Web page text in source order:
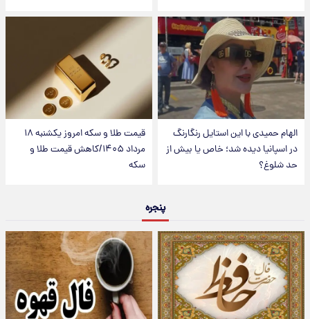
الهام حمیدی با این استایل رنگارنگ
در اسپانیا دیده شد؛ خاص یا بیش از
حد شلوغ؟
قیمت طلا و سکه امروز یکشنبه ۱۸
مرداد ۱۴۰۵/کاهش قیمت طلا و
سکه
پنجره